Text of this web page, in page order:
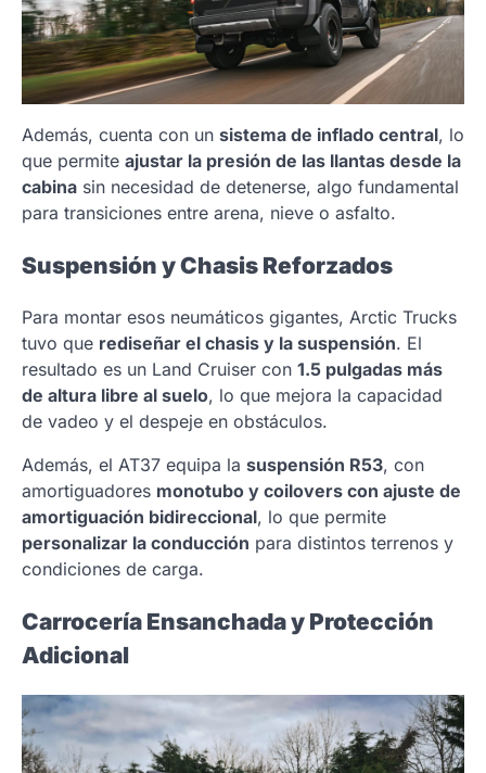
Además, cuenta con un sistema de inflado central, lo
que permite ajustar la presión de las llantas desde la
cabina sin necesidad de detenerse, algo fundamental
para transiciones entre arena, nieve o asfalto.
Suspensión y Chasis Reforzados
Para montar esos neumáticos gigantes, Arctic Trucks
tuvo que rediseñar el chasis y la suspensión. El
resultado es un Land Cruiser con 1.5 pulgadas más
de altura libre al suelo, lo que mejora la capacidad
de vadeo y el despeje en obstáculos.
Además, el AT37 equipa la suspensión R53, con
amortiguadores monotubo y coilovers con ajuste de
amortiguación bidireccional, lo que permite
personalizar la conducción para distintos terrenos y
condiciones de carga.
Carrocería Ensanchada y Protección
Adicional